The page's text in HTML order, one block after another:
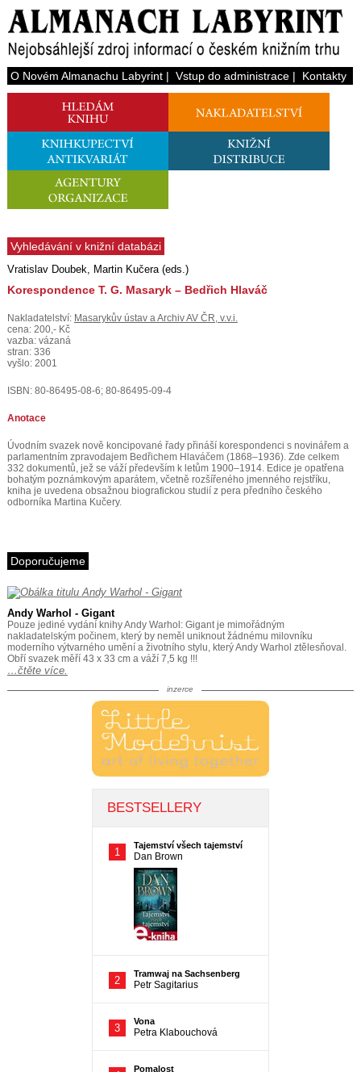
O Novém Almanachu Labyrint| Vstup do administrace| Kontakty
Vyhledávání v knižní databázi
Vratislav Doubek, Martin Kučera (eds.)
Korespondence T. G. Masaryk – Bedřich Hlaváč
Nakladatelství: Masarykův ústav a Archiv AV ČR, v.v.i.
cena: 200,- Kč
vazba: vázaná
stran: 336
vyšlo: 2001
ISBN: 80-86495-08-6; 80-86495-09-4
Anotace
Úvodním svazek nově koncipované řady přináší korespondenci s novinářem a
parlamentním zpravodajem Bedřichem Hlaváčem (1868–1936). Zde celkem
332 dokumentů, jež se váží především k letům 1900–1914. Edice je opatřena
bohatým poznámkovým aparátem, včetně rozšířeného jmenného rejstříku,
kniha je uvedena obsažnou biografickou studií z pera předního českého
odborníka Martina Kučery.
Doporučujeme
Andy Warhol - Gigant
Pouze jediné vydání knihy Andy Warhol: Gigant je mimořádným
nakladatelským počinem, který by neměl uniknout žádnému milovníku
moderního výtvarného umění a životního stylu, který Andy Warhol ztělesňoval.
Obří svazek měří 43 x 33 cm a váží 7,5 kg !!!
…čtěte více.
inzerce